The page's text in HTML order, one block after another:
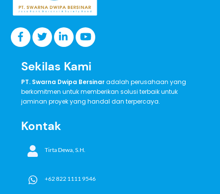
Sekilas Kami
PT. Swarna Dwipa Bersinaradalah perusahaan yang
berkomitmen untuk memberikan solusi terbaik untuk
jaminan proyek yang handal dan terpercaya.
Kontak
Tirta Dewa, S.H.
+62 822 1111 9546